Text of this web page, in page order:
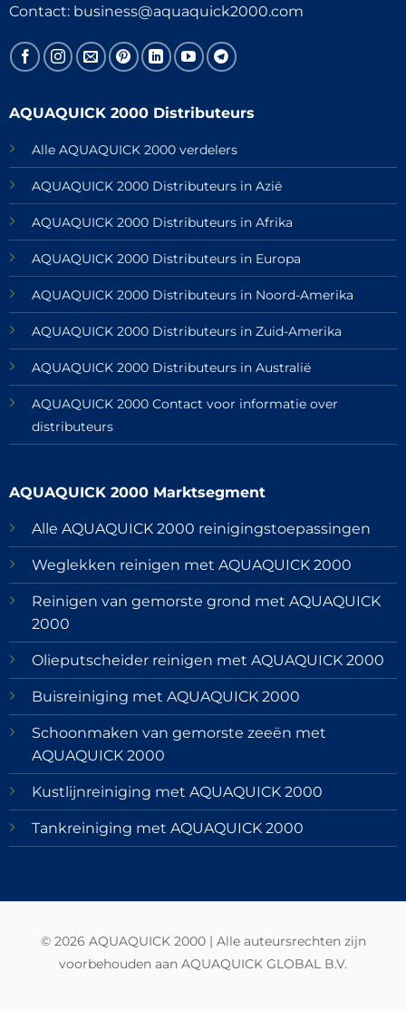
Contact: business@aquaquick2000.com
AQUAQUICK 2000 Distributeurs
Alle AQUAQUICK 2000 verdelers
AQUAQUICK 2000 Distributeurs in Azië
AQUAQUICK 2000 Distributeurs in Afrika
AQUAQUICK 2000 Distributeurs in Europa
AQUAQUICK 2000 Distributeurs in Noord-Amerika
AQUAQUICK 2000 Distributeurs in Zuid-Amerika
AQUAQUICK 2000 Distributeurs in Australië
AQUAQUICK 2000 Contact voor informatie over
distributeurs
AQUAQUICK 2000 Marktsegment
Alle AQUAQUICK 2000 reinigingstoepassingen
Weglekken reinigen met AQUAQUICK 2000
Reinigen van gemorste grond met AQUAQUICK
2000
Olieputscheider reinigen met AQUAQUICK 2000
Buisreiniging met AQUAQUICK 2000
Schoonmaken van gemorste zeeën met
AQUAQUICK 2000
Kustlijnreiniging met AQUAQUICK 2000
Tankreiniging met AQUAQUICK 2000
© 2026 AQUAQUICK 2000 | Alle auteursrechten zijn
voorbehouden aan AQUAQUICK GLOBAL B.V.